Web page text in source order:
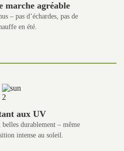
marche agréable
– pas d’échardes, pas de
en été.
aux UV
belles durablement – même
intense au soleil.